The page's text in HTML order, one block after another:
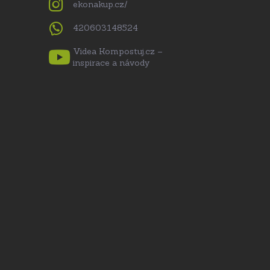
ekonakup.cz/
420603148524
Videa Kompostuj.cz –
inspirace a návody